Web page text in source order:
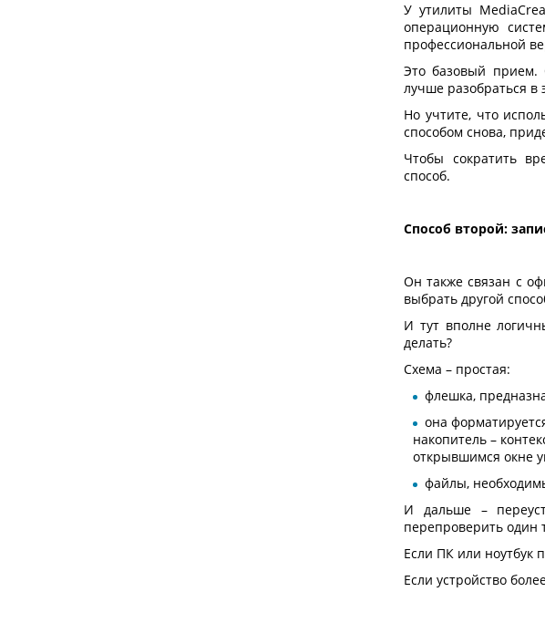
У утилиты
операционную
профессиональной
Это базовый прием.
лучше разобраться в
Но учтите, что
способом снова,
Чтобы сократить
способ.
Способ второй:
Он также связан с
выбрать другой
И тут вполне
делать?
Схема – простая:
флешка,
она
накопитель –
открывшимся окне
файлы,
И дальше –
перепроверить один
Если ПК или ноутбук
Если устройство